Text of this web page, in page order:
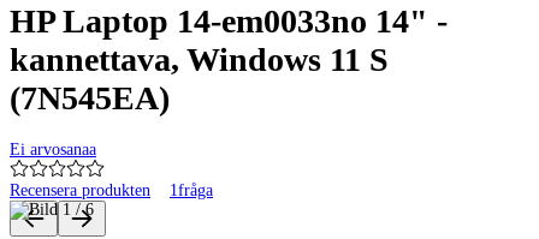
HP Laptop 14-em0033no 14" -
kannettava, Windows 11 S
(7N545EA)
Ei arvosanaa
Recensera produkten 1fråga